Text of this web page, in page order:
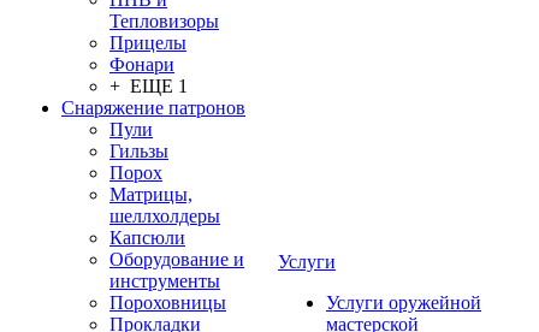
Тепловизоры
Прицелы
Фонари
+ ЕЩЕ 1
Снаряжение патронов
Пули
Гильзы
Порох
Матрицы,
шеллхолдеры
Капсюли
Оборудование и
инструменты
Пороховницы
Прокладки
Услуги
Услуги оружейной
мастерской